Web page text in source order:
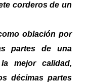
corderos de un
oblación por
partes de una
mejor calidad,
décimas partes